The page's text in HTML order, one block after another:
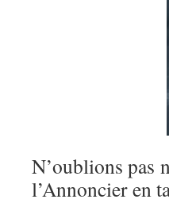
N’oublions pas
l’Annoncier en